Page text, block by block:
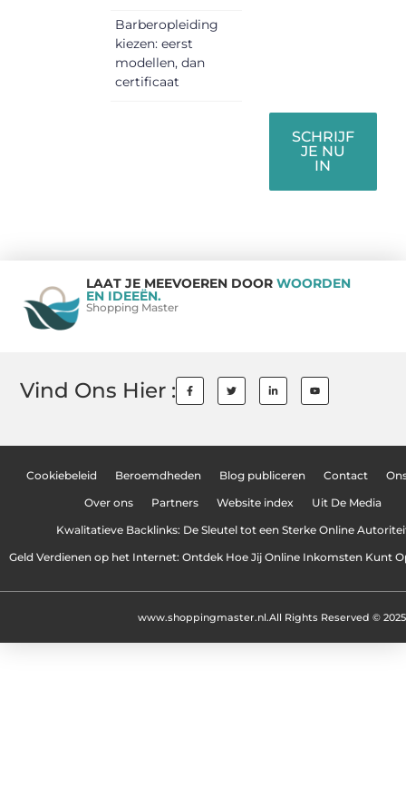
Barberopleiding
kiezen: eerst
modellen, dan
certificaat
SCHRIJF
JE NU
IN
LAAT JE MEEVOEREN DOOR WOORDEN
EN IDEEËN.
Shopping Master
Vind Ons Hier :
Cookiebeleid Beroemdheden Blog publiceren Contact
Over ons Partners Website index Uit De Media
Kwalitatieve Backlinks: De Sleutel tot een Sterke Online
Geld Verdienen op het Internet: Ontdek Hoe Jij Online Inkomsten Kunt
All Rights Reserved © 2025
www.shoppingmaster.nl.